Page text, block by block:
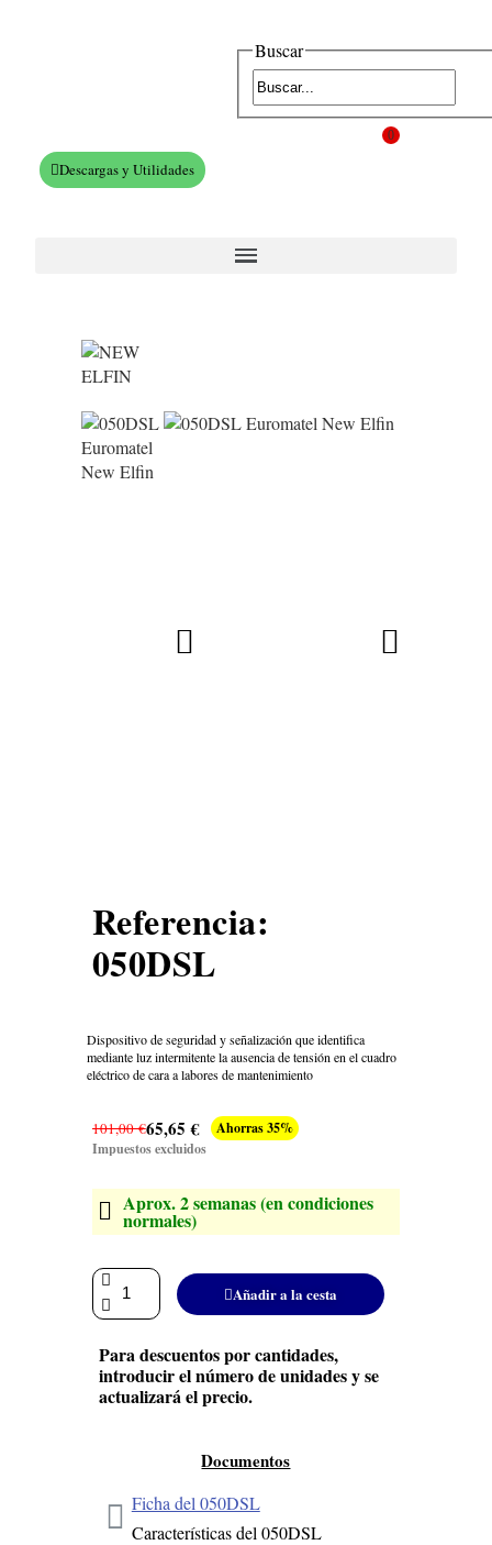
Buscar
0
Descargas y Utilidades
Referencia:
050DSL
Dispositivo de seguridad y señalización que identifica
mediante luz intermitente la ausencia de tensión en el cuadro
eléctrico de cara a labores de mantenimiento
101,00 €65,65 €
Ahorras 35%
Impuestos excluidos
Aprox. 2 semanas (en condiciones
normales)
Añadir a la cesta
Para descuentos por cantidades,
introducir el número de unidades y se
actualizará el precio.
Documentos
Ficha del 050DSL
Características del 050DSL